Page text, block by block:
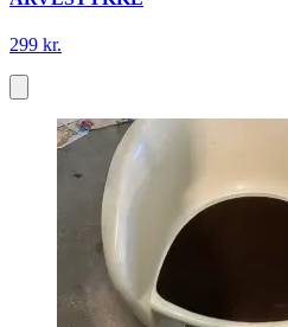
299 kr.